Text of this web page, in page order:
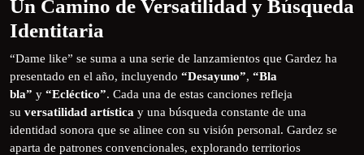
Un Camino de Versatilidad y Búsqueda
Identitaria
“Dame like” se suma a una serie de lanzamientos que Gardez ha
presentado en el año, incluyendo “Desayuno”, “Bla
bla” y “Ecléctico”. Cada una de estas canciones refleja
su versatilidad artística y una búsqueda constante de una
identidad sonora que se alinee con su visión personal. Gardez se
aparta de patrones convencionales, explorando territorios